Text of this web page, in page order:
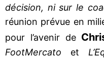
décision, ni sur le
réunion prévue en
pour l’avenir de
FootMercato et